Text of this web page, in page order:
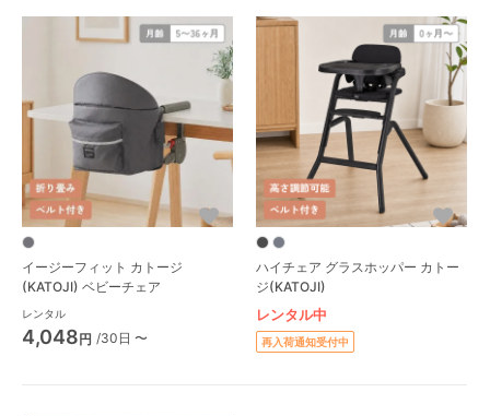
イージーフィット カトージ
(KATOJI) ベビーチェア
レンタル
4,048円 /30日 〜
ハイチェア グラスホッパー カトー
ジ(KATOJI)
レンタル中
再入荷通知受付中